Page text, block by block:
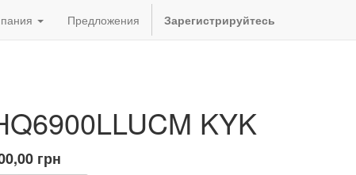
Предложения Зарегистрируйтесь
KYK
грн